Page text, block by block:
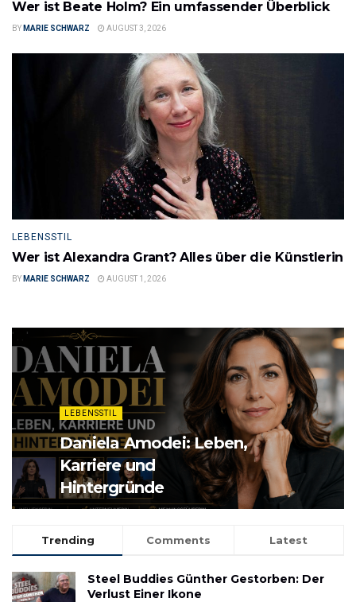
Wer ist Beate Holm? Ein umfassender Überblick
BY MARIE SCHWARZ AUGUST 3, 2026
LEBENSSTIL
Wer ist Alexandra Grant? Alles über die Künstlerin
BY MARIE SCHWARZ AUGUST 1, 2026
' . . '
LEBENSSTIL
Daniela Amodei: Leben,
Karriere und
Hintergründe
Trending Comments Latest
Steel Buddies Günther Gestorben: Der
Verlust Einer Ikone